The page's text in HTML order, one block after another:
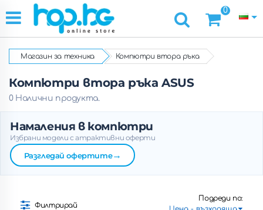
0
Магазин за техника Компютри втора ръка
Компютри втора ръка ASUS
0 Налични продукта.
Намаления в компютри
Избрани модели с атрактивни оферти
Разгледай офертите→
Филтрирай
Подреди по: